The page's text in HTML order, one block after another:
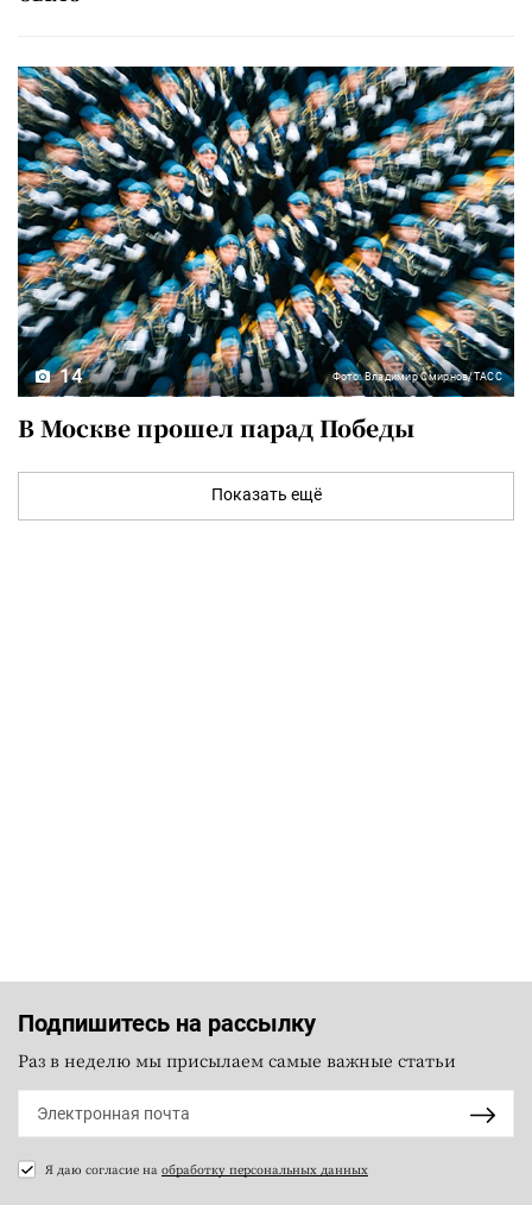
14 Фото: Владимир Смирнов/ТАСС
В Москве прошел парад Победы
Показать ещё
Подпишитесь на рассылку
Раз в неделю мы присылаем самые важные статьи
Я даю согласие на обработку персональных данных